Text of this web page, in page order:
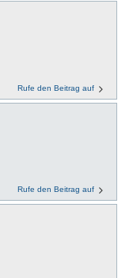
Rufe den Beitrag auf
Rufe den Beitrag auf